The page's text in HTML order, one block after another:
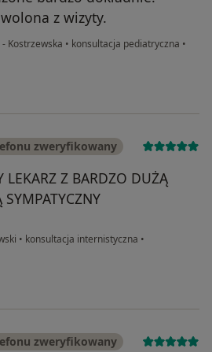
z wizyty.
Kostrzewska • konsultacja pediatryczna •
zweryfikowany
LEKARZ Z BARDZO DUŻĄ
• konsultacja internistyczna •
zweryfikowany